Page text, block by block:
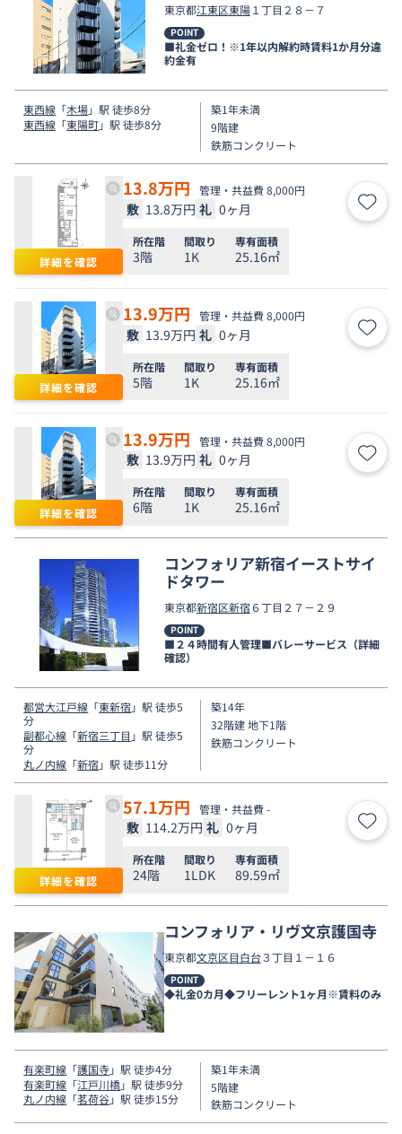
東京都江東区東陽１丁目２８－７
POINT
■礼金ゼロ！※1年以内解約時賃料1か月分違
約金有
東西線 「木場」駅 徒歩8分
東西線 「東陽町」駅 徒歩8分
築1年未満
9階建
鉄筋コンクリート
詳細を確認
13.8万円 管理・共益費 8,000円
敷 13.8万円 礼 0ヶ月 お気
所在階
3階
間取り
1K
専有面積
25.16㎡
詳細を確認
13.9万円 管理・共益費 8,000円
敷 13.9万円 礼 0ヶ月 お気
所在階
5階
間取り
1K
専有面積
25.16㎡
詳細を確認
13.9万円 管理・共益費 8,000円
敷 13.9万円 礼 0ヶ月 お気
所在階
6階
間取り
1K
専有面積
25.16㎡
コンフォリア新宿イーストサイ
ドタワー
東京都新宿区新宿 ６丁目２７－２９
POINT
■２４時間有人管理■バレーサービス（詳細
確認）
都営大江戸線 「東新宿 」駅 徒歩5
分
副都心線 「新宿三丁目 」駅 徒歩5
分
丸ノ内線 「新宿 」駅 徒歩11分
築14年
32階建 地下1階
鉄筋コンクリート
詳細を確認
57.1万円 管理・共益費 -
敷 114.2万円 礼 0ヶ月 お気
所在階
24階
間取り
1LDK
専有面積
89.59㎡
コンフォリア・リヴ文京護国寺
東京都文京区目白台３丁目１－１６
POINT
◆礼金0カ月◆フリーレント1ヶ月※賃料のみ
有楽町線 「護国寺」駅 徒歩4分
有楽町線 「江戸川橋」駅 徒歩9分
丸ノ内線 「茗荷谷」駅 徒歩15分
築1年未満
5階建
鉄筋コンクリート